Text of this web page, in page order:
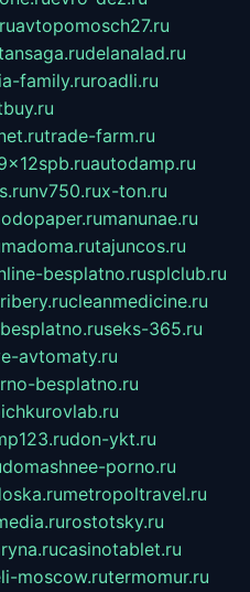
avtopomosch27.ru
delanalad.ru
family.ruroadli.ru
trade-farm.ru
autodamp.ru
nv750.rux-ton.ru
manunae.ru
madoma.rutajuncos.ru
besplatno.rusplclub.ru
ribery.rucleanmedicine.ru
seks-365.ru
avtomaty.ru
besplatno.ru
don-ykt.ru
domashnee-porno.ru
metropoltravel.ru
rostotsky.ru
casinotablet.ru
moscow.rutermomur.ru